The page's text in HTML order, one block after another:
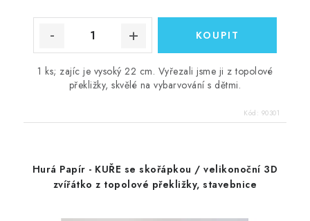
1 ks; zajíc je vysoký 22 cm. Vyřezali jsme ji z topolové
překližky, skvělé na vybarvování s dětmi.
Kód: 90301
Hurá Papír - KUŘE se skořápkou / velikonoční 3D
zvířátko z topolové překližky, stavebnice